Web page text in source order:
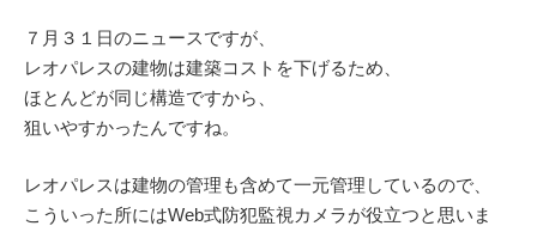
７月３１日のニュースですが、
レオパレスの建物は建築コストを下げるため、
ほとんどが同じ構造ですから、
狙いやすかったんですね。
レオパレスは建物の管理も含めて一元管理しているので、
こういった所にはWeb式防犯監視カメラが役立つと思いま